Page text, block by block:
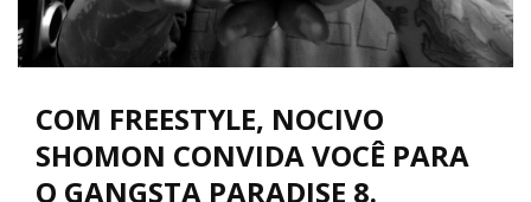
COM FREESTYLE, NOCIVO
SHOMON CONVIDA VOCÊ PARA
O GANGSTA PARADISE 8.